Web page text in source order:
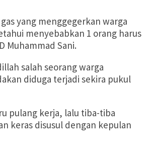
yang menggegerkan warga
menyebabkan 1 orang harus
Muhammad Sani.
salah seorang warga
diduga terjadi sekira pukul
pulang kerja, lalu tiba-tiba
keras disusul dengan kepulan